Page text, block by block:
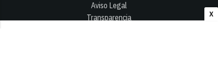
X
Aviso Legal
Transparencia